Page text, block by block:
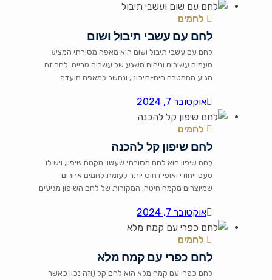
כתוספת לפיקניק. החיבור של הבצק עם הבצל המוקרן
יחד עם התבלינים עושה […]
לחמים
לחם עם עשבי תיבול ושום
לחם עם עשבי תיבול ושום הוא מאפה מסורתי המציע
טעמים עשירים וניחוח משגע של עשבים טריים. לחם זה
מגיע מהמטבח הים-תיכוני, ונחשב למאפה מועדף
ועשבי תיבול כמו פטרוזיליה, בזיליקום ורוזמרין, הופך אותו
למיוחד במינו, והשימוש בחומרים טריים מוסיף חיים וטעם
למנה. הלחם מתאים להגשה עם זיתים, גבינות או […]
אוקטובר 7, 2024
לחמים
לחם שיפון קל להכנה
לחם שיפון הוא לחם מסורתי שעשוי מקמח שיפון, ויש לו
טעם ייחודי ואופי דחוס יותר לעומת לחמים אחרים
שמיוצרים מקמח חיטה. המקורות של לחם השיפון מגיעים
היה נפוץ. לחם זה מצטיין בארומה עמוקה ומרקם רך, והוא
נהדר לארוחות בוקר, עם גבינות או בחטיפים קלים. הוא
גם נחשב […]
אוקטובר 7, 2024
לחמים
לחם כפרי עם קמח מלא
לחם כפרי עם קמח מלא הוא לחם קל (וזה נכון כאשר